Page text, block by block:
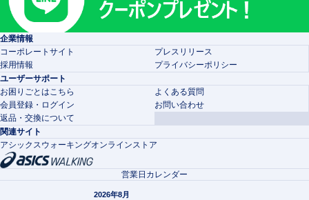
企業情報
コーポレートサイト
プレスリリース
採用情報
プライバシーポリシー
ユーザーサポート
お困りごとはこちら
よくある質問
会員登録・ログイン
お問い合わせ
返品・交換について
関連サイト
アシックスウォーキングオンラインストア
営業日カレンダー
2026年8月